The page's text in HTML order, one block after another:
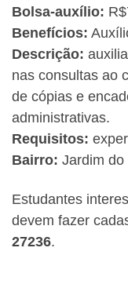
Bolsa-auxílio:
Benefícios:
Descrição:
nas consultas ao
de cópias e
administrativas.
Requisitos:
Bairro: Jardim do
Estudantes
devem fazer
27236.